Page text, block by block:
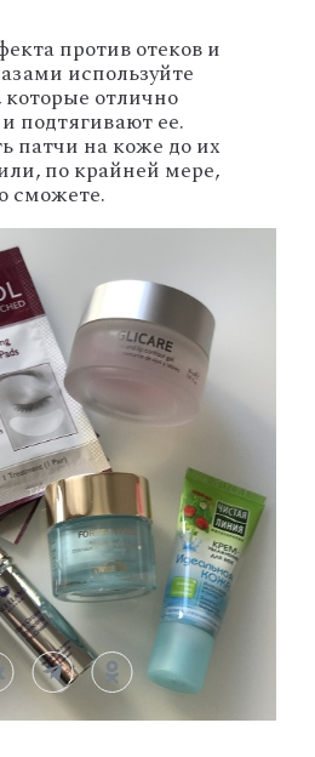
против отеков и
используйте
отлично
подтягивают ее.
патчи на коже до их
по крайней мере,
сможете.